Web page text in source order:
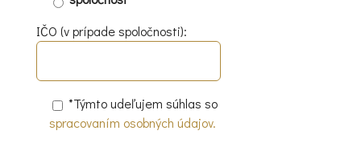
IČO (v prípade spoločnosti):
*Týmto udeľujem súhlas so
spracovaním osobných údajov.